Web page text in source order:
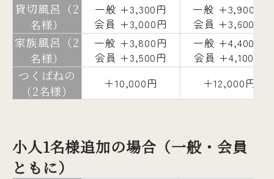
貸切風呂（2
名様）
一般 +3,300円
会員 +3,000円
一般 +3,900円
会員 +3,600円
家族風呂（2
名様）
一般 +3,800円
会員 +3,500円
一般 +4,400円
会員 +4,100円
つくばねの
（2名様）
＋10,000円 ＋12,000円
小人1名様追加の場合（一般・会員
ともに）